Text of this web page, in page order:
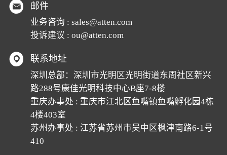
邮件
业务咨询 : sales@atten.com
投诉建议 : ou@atten.com
联系地址
深圳总部：深圳市光明区光明街道东周社区新兴
路288号康佳光明科技中心B座7-8楼
重庆办事处 : 重庆市江北区鱼嘴镇鱼嘴孵化园4栋
4楼403室
苏州办事处 : 江苏省苏州市吴中区枫津南路6-1号
410